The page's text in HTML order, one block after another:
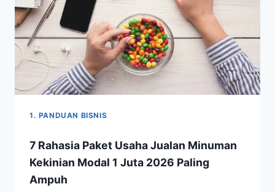
1. PANDUAN BISNIS
7 Rahasia Paket Usaha Jualan Minuman
Kekinian Modal 1 Juta 2026 Paling
Ampuh